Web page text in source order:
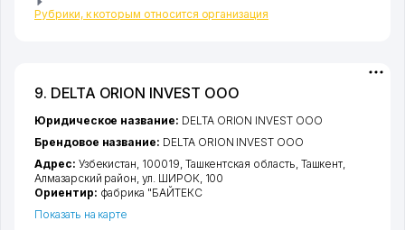
Рубрики, к которым относится организация
9. DELTA ORION INVEST ООО
Юридическое название: DELTA ORION INVEST ООО
Брендовое название: DELTA ORION INVEST ООО
Адрес: Узбекистан, 100019, Ташкентская область Ташкент
Алмазарский район ,ул. ШИРОК , 100
Ориентир: фабрика "БАЙТЕКС
Показать на карте